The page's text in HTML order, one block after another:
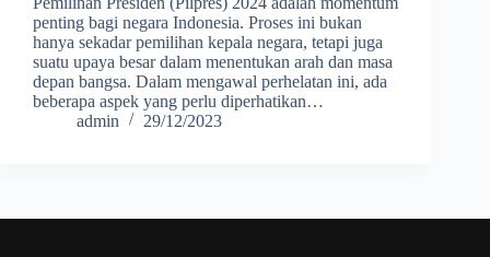
penting bagi negara Indonesia. Proses ini bukan
hanya sekadar pemilihan kepala negara, tetapi juga
suatu upaya besar dalam menentukan arah dan masa
depan bangsa. Dalam mengawal perhelatan ini, ada
beberapa aspek yang perlu diperhatikan…
admin
29/12/2023